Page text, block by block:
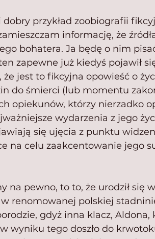
przykład zoobiografii
informację, że
bohatera. Ja będę o nim
zapewne już kiedyś pojawił
jest to fikcyjna opowieść o
do śmierci (lub momentu
opiekunów, którzy nierzadko
wydarzenia z jego
się ujęcia z punktu
na celu zaakcentowanie jego
na pewno, to to, że urodził się w
renomowanej polskiej
gdyż inna klacz,
wyniku tego doszło do